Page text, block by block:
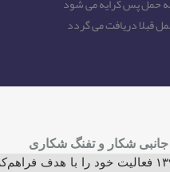
جانبی شکار و تفنگ شکاری